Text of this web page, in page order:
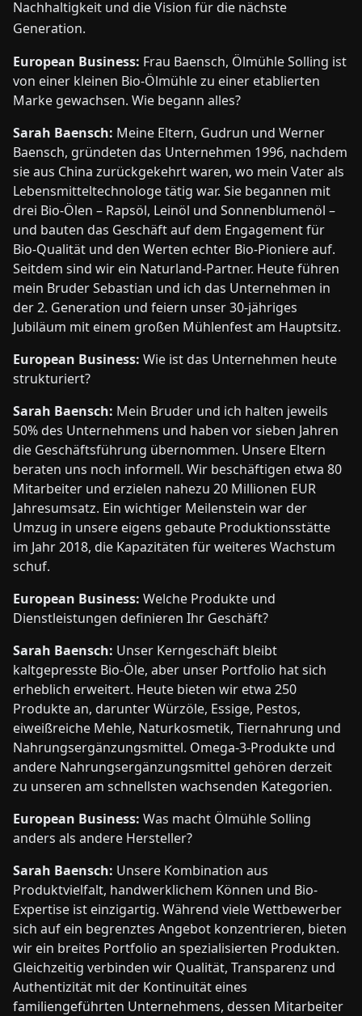
Nachhaltigkeit und die Vision für die nächste
Generation.
European Business: Frau Baensch, Ölmühle Solling ist
von einer kleinen Bio-Ölmühle zu einer etablierten
Marke gewachsen. Wie begann alles?
Sarah Baensch: Meine Eltern, Gudrun und Werner
Baensch, gründeten das Unternehmen 1996, nachdem
sie aus China zurückgekehrt waren, wo mein Vater als
Lebensmitteltechnologe tätig war. Sie begannen mit
drei Bio-Ölen – Rapsöl, Leinöl und Sonnenblumenöl –
und bauten das Geschäft auf dem Engagement für
Bio-Qualität und den Werten echter Bio-Pioniere auf.
Seitdem sind wir ein Naturland-Partner. Heute führen
mein Bruder Sebastian und ich das Unternehmen in
der 2. Generation und feiern unser 30-jähriges
Jubiläum mit einem großen Mühlenfest am Hauptsitz.
European Business: Wie ist das Unternehmen heute
strukturiert?
Sarah Baensch: Mein Bruder und ich halten jeweils
50% des Unternehmens und haben vor sieben Jahren
die Geschäftsführung übernommen. Unsere Eltern
beraten uns noch informell. Wir beschäftigen etwa 80
Mitarbeiter und erzielen nahezu 20 Millionen EUR
Jahresumsatz. Ein wichtiger Meilenstein war der
Umzug in unsere eigens gebaute Produktionsstätte
im Jahr 2018, die Kapazitäten für weiteres Wachstum
schuf.
European Business: Welche Produkte und
Dienstleistungen definieren Ihr Geschäft?
Sarah Baensch: Unser Kerngeschäft bleibt
kaltgepresste Bio-Öle, aber unser Portfolio hat sich
erheblich erweitert. Heute bieten wir etwa 250
Produkte an, darunter Würzöle, Essige, Pestos,
eiweißreiche Mehle, Naturkosmetik, Tiernahrung und
Nahrungsergänzungsmittel. Omega-3-Produkte und
andere Nahrungsergänzungsmittel gehören derzeit
zu unseren am schnellsten wachsenden Kategorien.
European Business: Was macht Ölmühle Solling
anders als andere Hersteller?
Sarah Baensch: Unsere Kombination aus
Produktvielfalt, handwerklichem Können und Bio-
Expertise ist einzigartig. Während viele Wettbewerber
sich auf ein begrenztes Angebot konzentrieren, bieten
wir ein breites Portfolio an spezialisierten Produkten.
Gleichzeitig verbinden wir Qualität, Transparenz und
Authentizität mit der Kontinuität eines
familiengeführten Unternehmens, dessen Mitarbeiter